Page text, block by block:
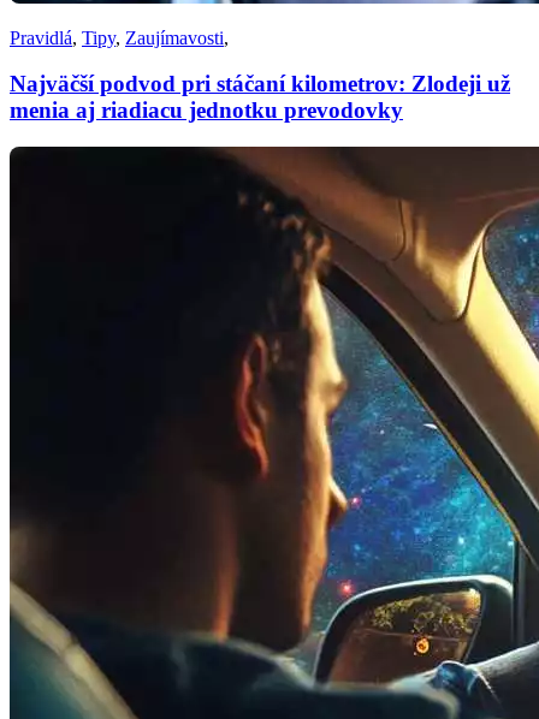
Pravidlá, Tipy, Zaujímavosti,
Najväčší podvod pri stáčaní kilometrov: Zlodeji už
menia aj riadiacu jednotku prevodovky